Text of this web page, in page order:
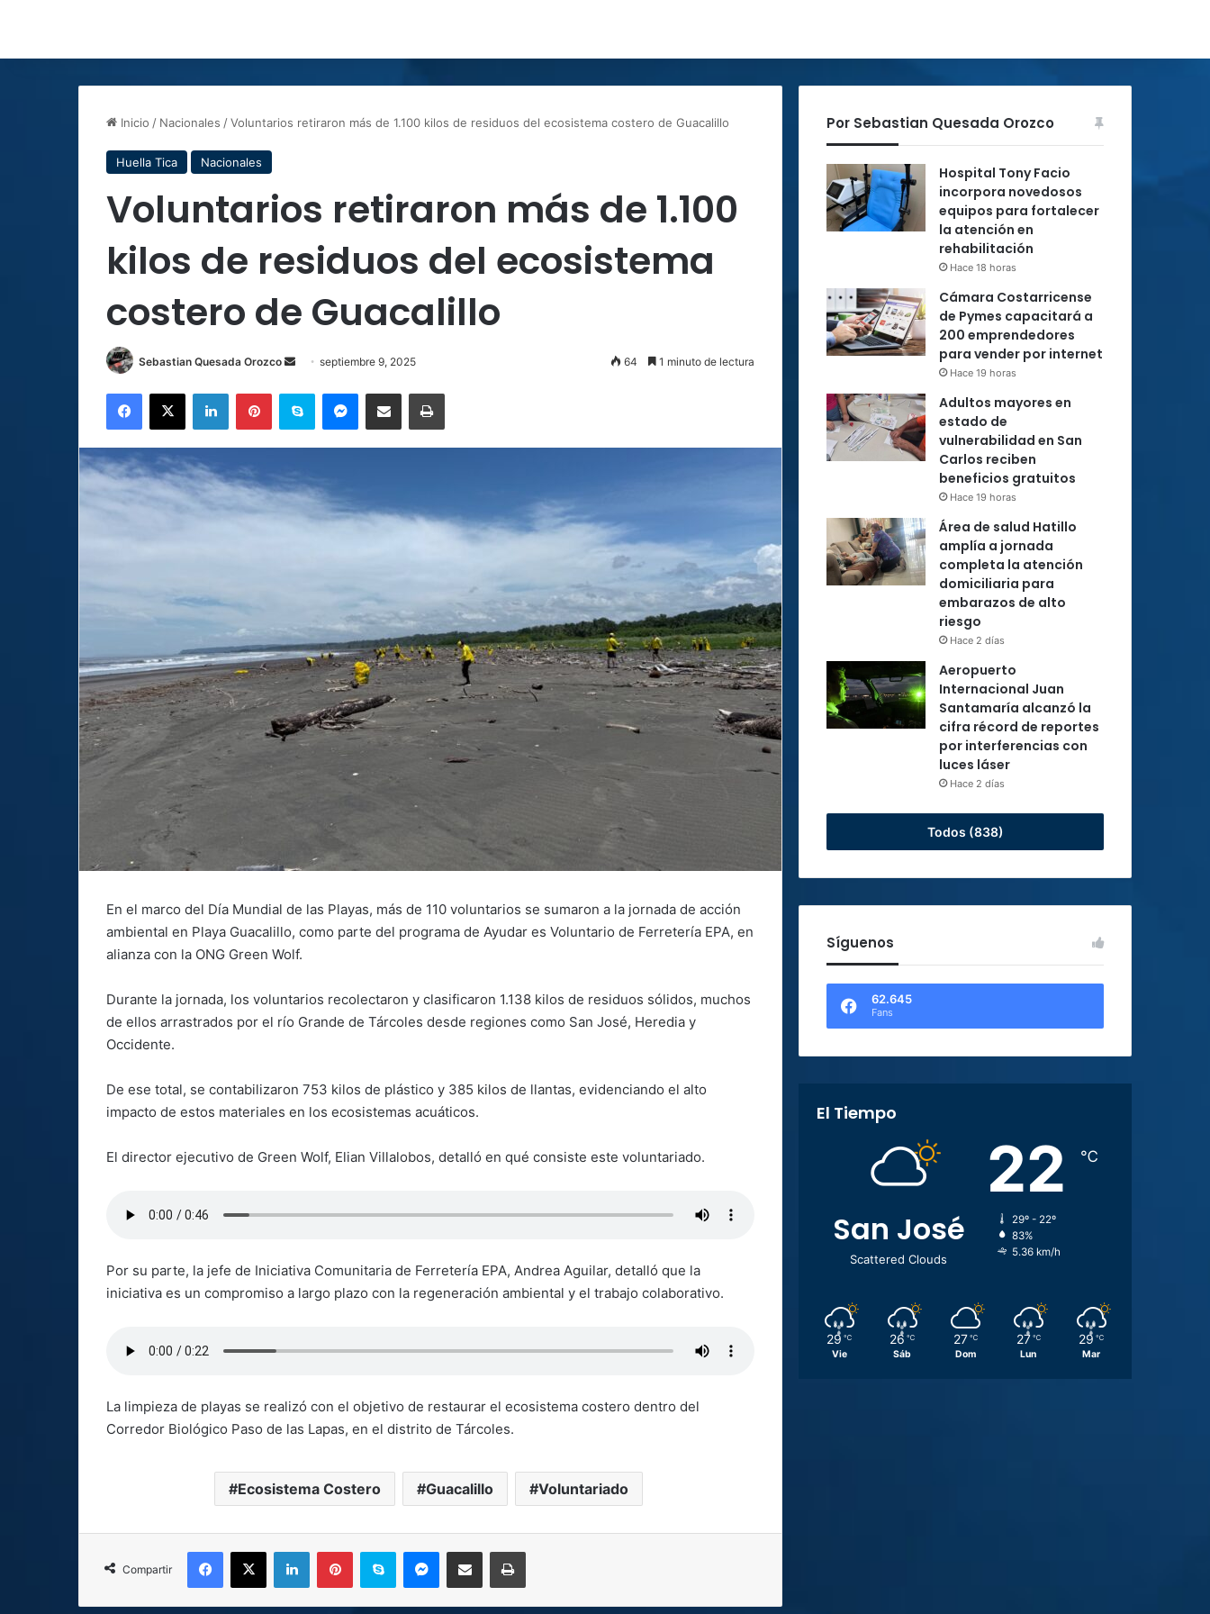
Inicio / Nacionales /Voluntarios retiraron más de 1.100 kilos de residuos del ecosistema costero de Guacalillo
Huella Tica Nacionales
Voluntarios retiraron más de 1.100
kilos de residuos del ecosistema
costero de Guacalillo
Sebastian Quesada Orozco
Send
email
septiembre 9, 2025 64 1 minuto de lectura
Facebook
X LinkedInPinterestSkype MessengerCompartir por correo electrónicoImprimir
En el marco del Día Mundial de las Playas, más de 110 voluntarios se sumaron a la jornada de acción
ambiental en Playa Guacalillo, como parte del programa de Ayudar es Voluntario de Ferretería EPA, en
alianza con la ONG Green Wolf.
Durante la jornada, los voluntarios recolectaron y clasificaron 1.138 kilos de residuos sólidos, muchos
de ellos arrastrados por el río Grande de Tárcoles desde regiones como San José, Heredia y
Occidente.
De ese total, se contabilizaron 753 kilos de plástico y 385 kilos de llantas, evidenciando el alto
impacto de estos materiales en los ecosistemas acuáticos.
El director ejecutivo de Green Wolf, Elian Villalobos, detalló en qué consiste este voluntariado.
Por su parte, la jefe de Iniciativa Comunitaria de Ferretería EPA, Andrea Aguilar, detalló que la
iniciativa es un compromiso a largo plazo con la regeneración ambiental y el trabajo colaborativo.
La limpieza de playas se realizó con el objetivo de restaurar el ecosistema costero dentro del
Corredor Biológico Paso de las Lapas, en el distrito de Tárcoles.
Ecosistema Costero Guacalillo Voluntariado
Compartir
Facebook
X LinkedInPinterestSkype MessengerCompartir por correo electrónicoImprimir
Por Sebastian Quesada Orozco
Hospital Tony Facio
incorpora novedosos
equipos para fortalecer
la atención en
rehabilitación
Hace 18 horas
Cámara Costarricense
de Pymes capacitará a
200 emprendedores
para vender por internet
Hace 19 horas
Adultos mayores en
estado de
vulnerabilidad en San
Carlos reciben
beneficios gratuitos
Hace 19 horas
Área de salud Hatillo
amplía a jornada
completa la atención
domiciliaria para
embarazos de alto
riesgo
Hace 2 días
Aeropuerto
Internacional Juan
Santamaría alcanzó la
cifra récord de reportes
por interferencias con
luces láser
Hace 2 días
Todos (838)
Síguenos
62.645
Fans
El Tiempo
San José
Scattered Clouds
22 ℃
29º - 22º
83%
5.36 km/h
29 ℃
Vie
26 ℃
Sáb
27 ℃
Dom
27 ℃
Lun
29 ℃
Mar